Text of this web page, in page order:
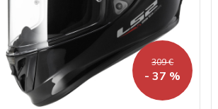
309 €
- 37 %